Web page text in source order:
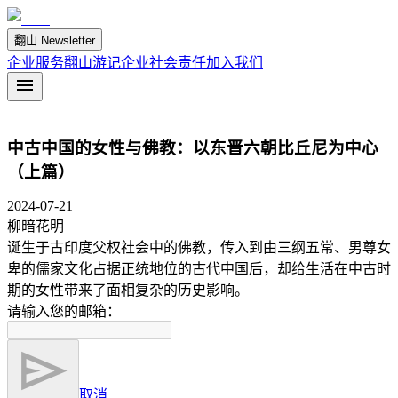
翻山 Newsletter
企业服务翻山游记企业社会责任加入我们
中古中国的女性与佛教：以东晋六朝比丘尼为中心
（上篇）
2024-07-21
柳暗花明
诞生于古印度父权社会中的佛教，传入到由三纲五常、男尊女
卑的儒家文化占据正统地位的古代中国后，却给生活在中古时
期的女性带来了面相复杂的历史影响。
请输入您的邮箱：